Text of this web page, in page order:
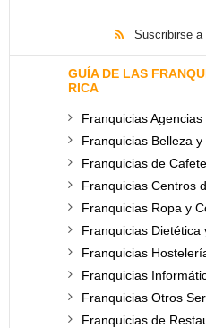
Suscribirse a
GUÍA DE LAS
RICA
Franquicias
Franquicias Belleza y
Franquicias de
Franquicias Centros
Franquicias Ropa y
Franquicias Dietética
Franquicias
Franquicias
Franquicias Otros
Franquicias de